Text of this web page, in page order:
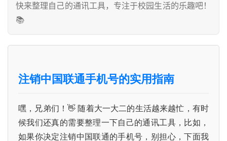
快来整理自己的通讯工具，专注于校园生活的乐趣吧！
📚
注销中国联通手机号的实用指南
嘿，兄弟们！👋 随着大一大二的生活越来越忙，有时
候我们还真的需要整理一下自己的通讯工具，比如，
如果你决定注销中国联通的手机号，别担心，下面我